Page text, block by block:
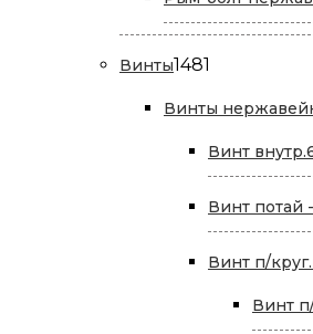
Винты1481
Винты
Винт
Винт потай
Винт п/
Винт